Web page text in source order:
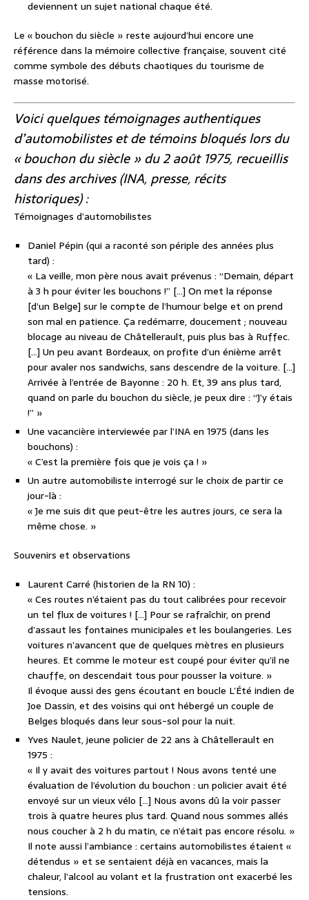
deviennent un sujet national chaque été.
Le « bouchon du siècle » reste aujourd’hui encore une
référence dans la mémoire collective française, souvent cité
comme symbole des débuts chaotiques du tourisme de
masse motorisé.
Voici quelques témoignages authentiques
d’automobilistes et de témoins bloqués lors du
« bouchon du siècle » du 2 août 1975, recueillis
dans des archives (INA, presse, récits
historiques) :
Témoignages d’automobilistes
Daniel Pépin (qui a raconté son périple des années plus
tard) :
« La veille, mon père nous avait prévenus : “Demain, départ
à 3 h pour éviter les bouchons !” […] On met la réponse
[d’un Belge] sur le compte de l’humour belge et on prend
son mal en patience. Ça redémarre, doucement ; nouveau
blocage au niveau de Châtellerault, puis plus bas à Ruffec.
[…] Un peu avant Bordeaux, on profite d’un énième arrêt
pour avaler nos sandwichs, sans descendre de la voiture. […]
Arrivée à l’entrée de Bayonne : 20 h. Et, 39 ans plus tard,
quand on parle du bouchon du siècle, je peux dire : “J’y étais
!” »
Une vacancière interviewée par l’INA en 1975 (dans les
bouchons) :
« C’est la première fois que je vois ça ! »
Un autre automobiliste interrogé sur le choix de partir ce
jour-là :
« Je me suis dit que peut-être les autres jours, ce sera la
même chose. »
Souvenirs et observations
Laurent Carré (historien de la RN 10) :
« Ces routes n’étaient pas du tout calibrées pour recevoir
un tel flux de voitures ! […] Pour se rafraîchir, on prend
d’assaut les fontaines municipales et les boulangeries. Les
voitures n’avancent que de quelques mètres en plusieurs
heures. Et comme le moteur est coupé pour éviter qu’il ne
chauffe, on descendait tous pour pousser la voiture. »
Il évoque aussi des gens écoutant en boucle L’Été indien de
Joe Dassin, et des voisins qui ont hébergé un couple de
Belges bloqués dans leur sous-sol pour la nuit.
Yves Naulet, jeune policier de 22 ans à Châtellerault en
1975 :
« Il y avait des voitures partout ! Nous avons tenté une
évaluation de l’évolution du bouchon : un policier avait été
envoyé sur un vieux vélo […] Nous avons dû la voir passer
trois à quatre heures plus tard. Quand nous sommes allés
nous coucher à 2 h du matin, ce n’était pas encore résolu. »
Il note aussi l’ambiance : certains automobilistes étaient «
détendus » et se sentaient déjà en vacances, mais la
chaleur, l’alcool au volant et la frustration ont exacerbé les
tensions.